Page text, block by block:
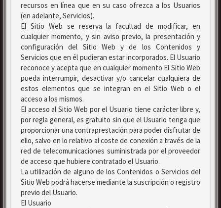
recursos en línea que en su caso ofrezca a los Usuarios
(en adelante, Servicios).
El Sitio Web se reserva la facultad de modificar, en
cualquier momento, y sin aviso previo, la presentación y
configuración del Sitio Web y de los Contenidos y
Servicios que en él pudieran estar incorporados. El Usuario
reconoce y acepta que en cualquier momento El Sitio Web
pueda interrumpir, desactivar y/o cancelar cualquiera de
estos elementos que se integran en el Sitio Web o el
acceso a los mismos.
El acceso al Sitio Web por el Usuario tiene carácter libre y,
por regla general, es gratuito sin que el Usuario tenga que
proporcionar una contraprestación para poder disfrutar de
ello, salvo en lo relativo al coste de conexión a través de la
red de telecomunicaciones suministrada por el proveedor
de acceso que hubiere contratado el Usuario.
La utilización de alguno de los Contenidos o Servicios del
Sitio Web podrá hacerse mediante la suscripción o registro
previo del Usuario.
El Usuario